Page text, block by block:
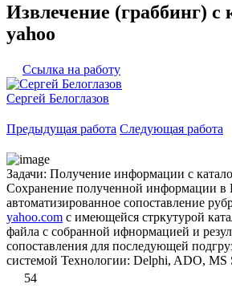
Извлечение (граббинг) с
yahoo
Ссылка на работу
Сергей Белоглазов
Предыдущая работа Следующая работа
Задачи: Получение информации с
Сохранение полученной информации в
автоматизированное сопоставление
yahoo.com с имеющейся стркутурой
файла с собранной ифнормацией и
сопоставления для последующей
системой Технологии: Delphi, ADO, MS
54